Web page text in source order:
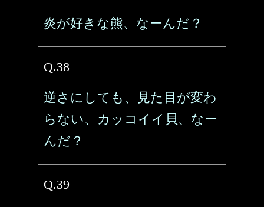
炎が好きな熊、なーんだ？
Q.38
逆さにしても、見た目が変わ
らない、カッコイイ貝、なー
んだ？
Q.39